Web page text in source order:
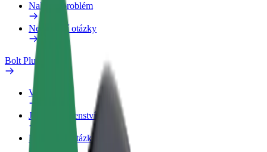
Nahlásit problém
Nejčastější otázky
Bolt Plus
Výhody
Jak získat členství
Nejčastější otázky